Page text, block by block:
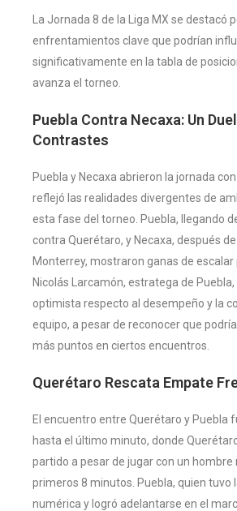
La Jornada 8 de la Liga MX se destacó
enfrentamientos clave que podrían
significativamente en la tabla de
avanza el torneo.
Puebla Contra Necaxa: Un
Contrastes
Puebla y Necaxa abrieron la jornada
reflejó las realidades divergentes de
esta fase del torneo. Puebla, llegando
contra Querétaro, y Necaxa, después
Monterrey, mostraron ganas de escalar
Nicolás Larcamón, estratega de
optimista respecto al desempeño y la
equipo, a pesar de reconocer que
más puntos en ciertos encuentros​
Querétaro Rescata Empate
El encuentro entre Querétaro y Puebla
hasta el último minuto, donde
partido a pesar de jugar con un hombre
primeros 8 minutos. Puebla, quien tuvo
numérica y logró adelantarse en el